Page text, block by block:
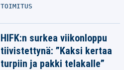
TOIMITUS
HIFK:n surkea viikonloppu
tiivistettynä: ”Kaksi kertaa
turpiin ja pakki telakalle”